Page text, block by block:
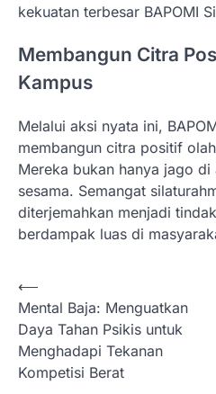
kekuatan terbesar BAPOMI
Membangun Citra
Kampus
Melalui aksi nyata ini,
membangun citra positif
Mereka bukan hanya jago
sesama. Semangat
diterjemahkan menjadi
berdampak luas di
N
a
v
i
⟵
Mental Baja: Menguatkan
Daya Tahan Psikis untuk
Menghadapi Tekanan
Kompetisi Berat